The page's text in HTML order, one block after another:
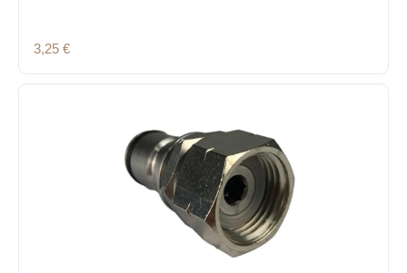
Regulärer Preis:
3,25 €